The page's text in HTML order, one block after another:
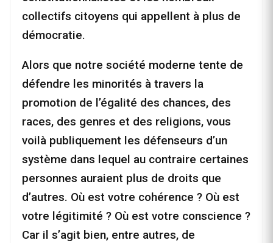
collectifs citoyens qui appellent à plus de
démocratie.
Alors que notre société moderne tente de
défendre les minorités à travers la
promotion de l’égalité des chances, des
races, des genres et des religions, vous
voilà publiquement les défenseurs d’un
système dans lequel au contraire certaines
personnes auraient plus de droits que
d’autres. Où est votre cohérence ? Où est
votre légitimité ? Où est votre conscience ?
Car il s’agit bien, entre autres, de